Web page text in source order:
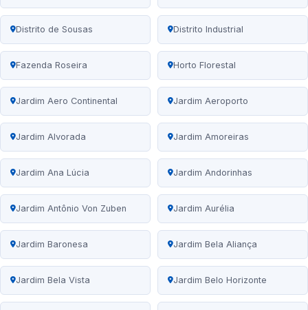
Distrito de Sousas Distrito Industrial
Fazenda Roseira Horto Florestal
Jardim Aero Continental Jardim Aeroporto
Jardim Alvorada Jardim Amoreiras
Jardim Ana Lúcia Jardim Andorinhas
Jardim Antônio Von Zuben Jardim Aurélia
Jardim Baronesa Jardim Bela Aliança
Jardim Bela Vista Jardim Belo Horizonte